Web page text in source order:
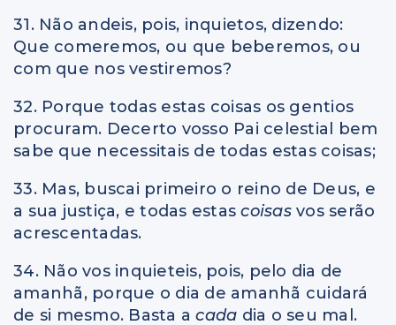
31. Não andeis, pois, inquietos, dizendo:
Que comeremos, ou que beberemos, ou
com que nos vestiremos?
32. Porque todas estas coisas os gentios
procuram. Decerto vosso Pai celestial bem
sabe que necessitais de todas estas coisas;
33. Mas, buscai primeiro o reino de Deus, e
a sua justiça, e todas estascoisas vos serão
acrescentadas.
34. Não vos inquieteis, pois, pelo dia de
amanhã, porque o dia de amanhã cuidará
de si mesmo. Basta acada dia o seu mal.